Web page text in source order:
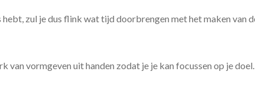
hebt, zul je dus flink wat tijd doorbrengen met het maken
van vormgeven uit handen zodat je je kan focussen op je doel.